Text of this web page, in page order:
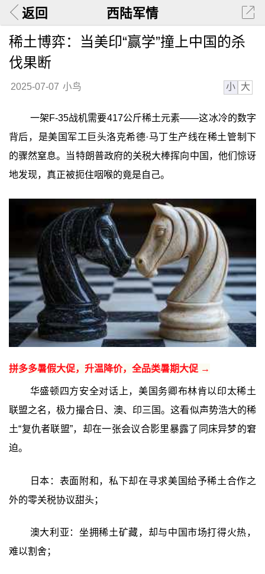
返回 西陆军情
稀土博弈：当美印“赢学”撞上中国的杀
伐果断
2025-07-07 小鸟 小 大
一架F-35战机需要417公斤稀土元素——这冰冷的数字
背后，是美国军工巨头洛克希德·马丁生产线在稀土管制下
的骤然窒息。当特朗普政府的关税大棒挥向中国，他们惊讶
地发现，真正被扼住咽喉的竟是自己。
拼多多暑假大促，升温降价，全品类暑期大促 →
华盛顿四方安全对话上，美国务卿布林肯以印太稀土
联盟之名，极力撮合日、澳、印三国。这看似声势浩大的稀
土“复仇者联盟”，却在一张会议合影里暴露了同床异梦的窘
迫。
日本：表面附和，私下却在寻求美国给予稀土合作之
外的零关税协议甜头；
澳大利亚：坐拥稀土矿藏，却与中国市场打得火热，
难以割舍；